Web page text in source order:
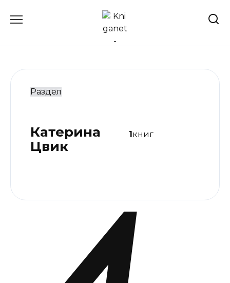
Раздел
Катерина
Цвик
1книг